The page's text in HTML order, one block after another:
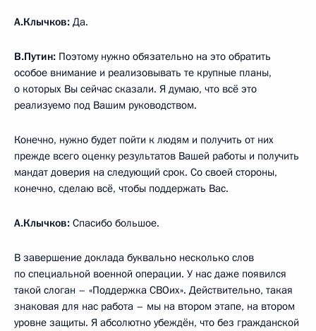
А.Клычков: Да.
В.Путин: Поэтому нужно обязательно на это обратить
особое внимание и реализовывать те крупные планы,
о которых Вы сейчас сказали. Я думаю, что всё это
реализуемо под Вашим руководством.
Конечно, нужно будет пойти к людям и получить от них
прежде всего оценку результатов Вашей работы и получить
мандат доверия на следующий срок. Со своей стороны,
конечно, сделаю всё, чтобы поддержать Вас.
А.Клычков: Спасибо большое.
В завершение доклада буквально несколько слов
по специальной военной операции. У нас даже появился
такой слоган – «Поддержка СВОих». Действительно, такая
знаковая для нас работа – мы на втором этапе, на втором
уровне защиты. Я абсолютно убеждён, что без гражданской